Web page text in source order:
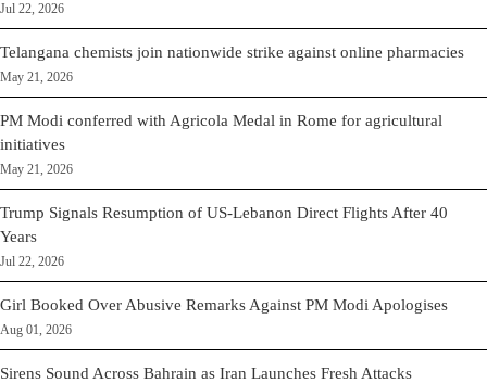
Jul 22, 2026
Telangana chemists join nationwide strike against online pharmacies
May 21, 2026
PM Modi conferred with Agricola Medal in Rome for agricultural
initiatives
May 21, 2026
Trump Signals Resumption of US-Lebanon Direct Flights After 40
Years
Jul 22, 2026
Girl Booked Over Abusive Remarks Against PM Modi Apologises
Aug 01, 2026
Sirens Sound Across Bahrain as Iran Launches Fresh Attacks